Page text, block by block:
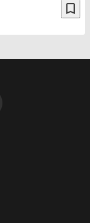
bookmark_border